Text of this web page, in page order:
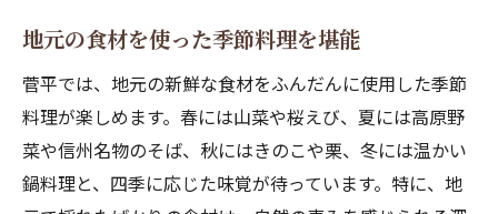
地元の食材を使った季節料理を堪能
菅平では、地元の新鮮な食材をふんだんに使用した季節
料理が楽しめます。春には山菜や桜えび、夏には高原野
菜や信州名物のそば、秋にはきのこや栗、冬には温かい
鍋料理と、四季に応じた味覚が待っています。特に、地